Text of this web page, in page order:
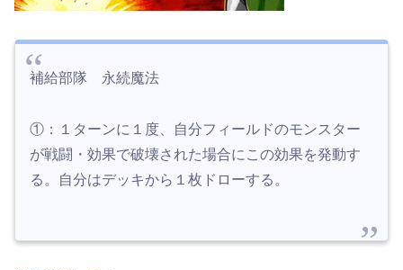
補給部隊 永続魔法
①：１ターンに１度、自分フィールドのモンスター
が戦闘・効果で破壊された場合にこの効果を発動す
る。自分はデッキから１枚ドローする。